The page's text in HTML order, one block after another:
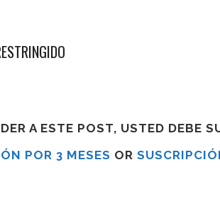
A ESTE POST, USTED DEBE
POR 3 MESES OR